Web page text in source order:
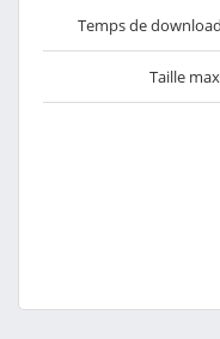
Temps de
Taille